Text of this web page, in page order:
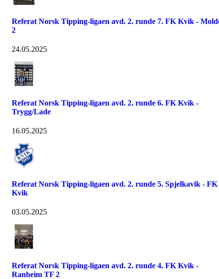
Referat Norsk Tipping-ligaen avd. 2. runde 7. FK Kvik -
2
24.05.2025
Referat Norsk Tipping-ligaen avd. 2. runde 6. FK Kvik -
Trygg/Lade
16.05.2025
Referat Norsk Tipping-ligaen avd. 2. runde 5. Spjelkavik - FK
Kvik
03.05.2025
Referat Norsk Tipping-ligaen avd. 2. runde 4. FK Kvik -
Ranheim TF 2